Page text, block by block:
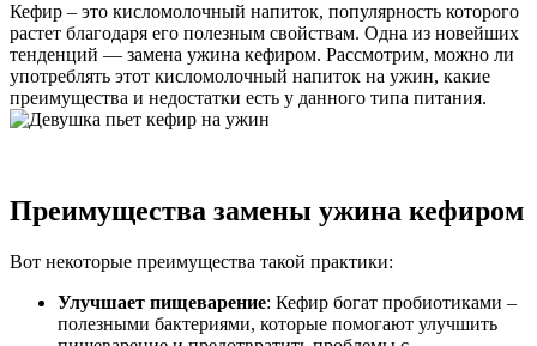
Кефир – это кисломолочный напиток, популярность которого
растет благодаря его полезным свойствам. Одна из новейших
тенденций — замена ужина кефиром. Рассмотрим, можно ли
употреблять этот кисломолочный напиток на ужин, какие
преимущества и недостатки есть у данного типа питания.
Преимущества замены ужина кефиром
Вот некоторые преимущества такой практики:
Улучшает пищеварение: Кефир богат пробиотиками –
полезными бактериями, которые помогают улучшить